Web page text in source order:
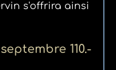
s'offrira ainsi
110.-